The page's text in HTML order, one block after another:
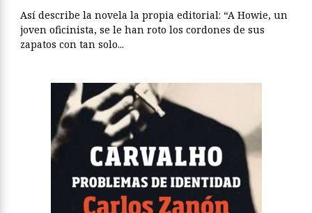
Así describe la novela la propia editorial: “A Howie, un
joven oficinista, se le han roto los cordones de sus
zapatos con tan solo...